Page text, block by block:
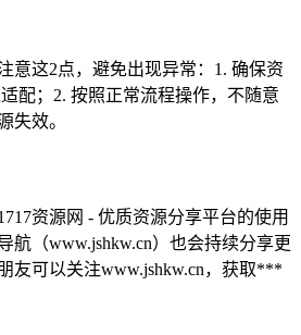
意这2点，避免出现异常：1. 确保资
配；2. 按照正常流程操作，不随意
失效。
资源网 - 优质资源分享平台的使用
航（www.jshkw.cn）也会持续分享更
友可以关注www.jshkw.cn，获取***